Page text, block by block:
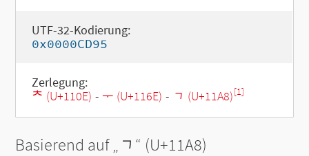
UTF-32-Kodierung:
0x0000CD95
Zerlegung:
ᄎ (U+110E) - ᅮ (U+116E) - ᆨ (U+11A8)[1]
Basierend auf „ ᆨ “ (U+11A8)